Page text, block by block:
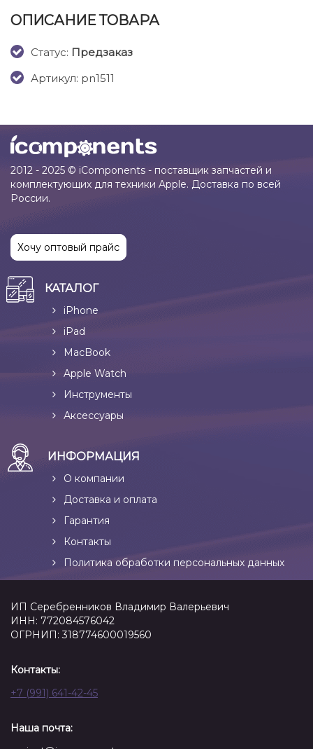
ОПИСАНИЕ ТОВАРА
Cтатус: Предзаказ
Артикул: pn1511
2012 - 2025 © iComponents - поставщик запчастей и
комплектующих для техники Apple. Доставка по всей
России.
Хочу оптовый прайс
КАТАЛОГ
iPhone
iPad
MacBook
Apple Watch
Инструменты
Аксессуары
ИНФОРМАЦИЯ
О компании
Доставка и оплата
Гарантия
Контакты
Политика обработки персональных данных
ИП Серебренников Владимир Валерьевич
ИНН: 772084576042
ОГРНИП: 318774600019560
Контакты:
+7 (991) 641-42-45
Наша почта: